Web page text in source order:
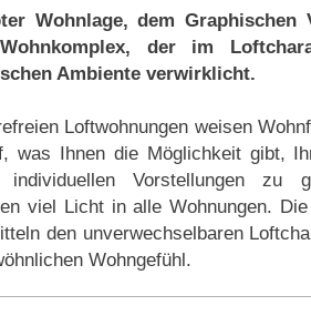
Wohnlage, dem Graphischen
der im
Ambiente verwirklicht.
Loftwohnungen weisen
was Ihnen die Möglichkeit gibt,
Vorstellungen zu
viel Licht in alle Wohnungen.
den unverwechselbaren
Wohngefühl.